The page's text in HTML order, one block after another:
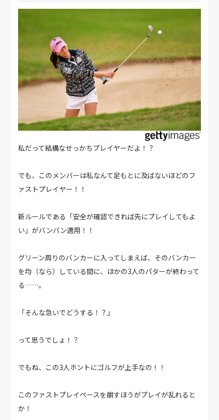
私だって結構なせっかちプレイヤーだよ！？
でも、このメンバーは私なんて足もとに及ばないほどのフ
ァストプレイヤー！！
新ルールである「安全が確認できれば先にプレイしてもよ
い」がバンバン適用！！
グリーン周りのバンカーに入ってしまえば、そのバンカー
を均（なら）している間に、ほかの3人のパターが終わって
る……。
「そんな急いでどうする！？」
って思うでしょ！？
でもね、この3人ホントにゴルフが上手なの！！
このファストプレイペースを崩すほうがプレイが乱れると
か！